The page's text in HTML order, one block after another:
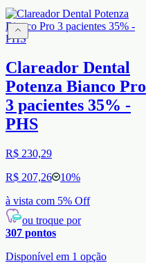
Clareador Dental
Potenza Bianco Pro
3 pacientes 35% -
PHS
R$ 230,29
R$ 207,26
10%
à vista com 5% Off
ou troque por
307 pontos
Disponível em 1 opção